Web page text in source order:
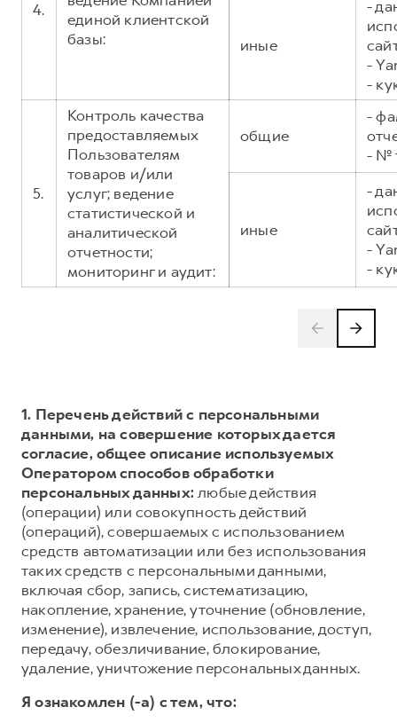
4.
единой клиентской
базы:
иные
-
-
-
5.
Контроль качества
предоставляемых
Пользователям
товаров и/или
услуг; ведение
статистической и
аналитической
отчетности;
мониторинг и аудит:
общие
-
- №
иные
-
-
-
1. Перечень действий с персональными
данными, на совершение которых дается
согласие, общее описание используемых
Оператором способов обработки
персональных данных:любые действия
(операции) или совокупность действий
(операций), совершаемых с использованием
средств автоматизации или без использования
таких средств с персональными данными,
включая сбор, запись, систематизацию,
накопление, хранение, уточнение (обновление,
изменение), извлечение, использование, доступ,
передачу, обезличивание, блокирование,
удаление, уничтожение персональных данных.
Я ознакомлен (-а) с тем, что: